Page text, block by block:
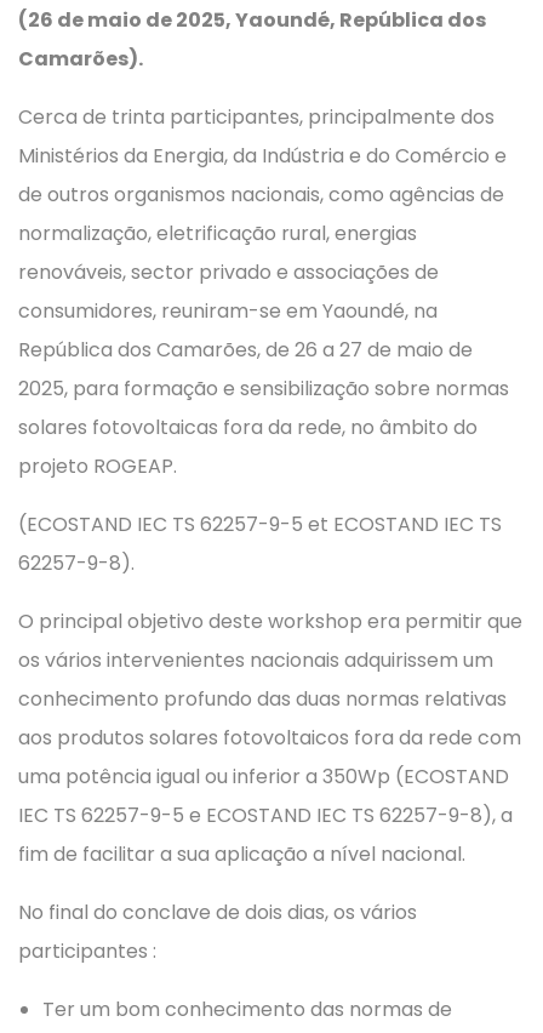
(26 de maio de 2025, Yaoundé, República dos
Camarões).
Cerca de trinta participantes, principalmente dos
Ministérios da Energia, da Indústria e do Comércio e
de outros organismos nacionais, como agências de
normalização, eletrificação rural, energias
renováveis, sector privado e associações de
consumidores, reuniram-se em Yaoundé, na
República dos Camarões, de 26 a 27 de maio de
2025, para formação e sensibilização sobre normas
solares fotovoltaicas fora da rede, no âmbito do
projeto ROGEAP.
(ECOSTAND IEC TS 62257-9-5 et ECOSTAND IEC TS
62257-9-8).
O principal objetivo deste workshop era permitir que
os vários intervenientes nacionais adquirissem um
conhecimento profundo das duas normas relativas
aos produtos solares fotovoltaicos fora da rede com
uma potência igual ou inferior a 350Wp (ECOSTAND
IEC TS 62257-9-5 e ECOSTAND IEC TS 62257-9-8), a
fim de facilitar a sua aplicação a nível nacional.
No final do conclave de dois dias, os vários
participantes :
Ter um bom conhecimento das normas de